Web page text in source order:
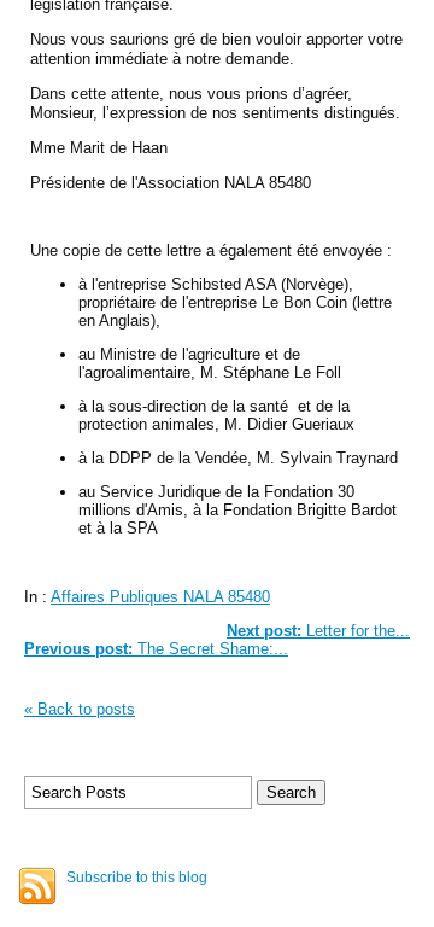
législation française.
Nous vous saurions gré de bien vouloir apporter votre
attention immédiate à notre demande.
Dans cette attente, nous vous prions d’agréer,
Monsieur, l’expression de nos sentiments distingués.
Mme Marit de Haan
Présidente de l'Association NALA 85480
Une copie de cette lettre a également été envoyée :
à l'entreprise Schibsted ASA (Norvège),
propriétaire de l'entreprise Le Bon Coin (lettre
en Anglais),
au Ministre de l'agriculture et de
l'agroalimentaire, M. Stéphane Le Foll
à la sous-direction de la santé et de la
protection animales, M. Didier Gueriaux
à la DDPP de la Vendée, M. Sylvain Traynard
au Service Juridique de la Fondation 30
millions d'Amis, à la Fondation Brigitte Bardot
et à la SPA
In : Affaires Publiques NALA 85480
Next post: Letter for the...
Previous post: The Secret Shame:...
« Back to posts
Subscribe to this blog